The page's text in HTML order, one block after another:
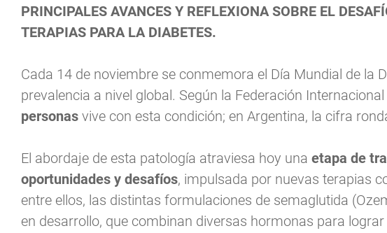
PRINCIPALES AVANCES Y REFLEXIONA SOBRE EL
TERAPIAS PARA LA DIABETES.
Cada 14 de noviembre se conmemora el Día Mundial de la
prevalencia a nivel global. Según la Federación Internacional
personas vive con esta condición; en Argentina, la cifra
El abordaje de esta patología atraviesa hoy una etapa de
oportunidades y desafíos, impulsada por nuevas terapias
entre ellos, las distintas formulaciones de semaglutida
en desarrollo, que combinan diversas hormonas para